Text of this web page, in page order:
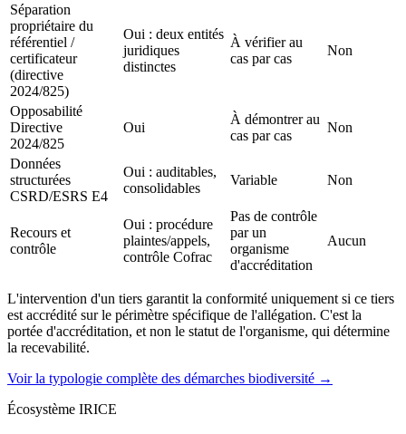
Séparation
propriétaire du
référentiel /
certificateur
(directive
2024/825)
Oui : deux entités
juridiques
distinctes
À vérifier au
cas par cas
Non
Opposabilité
Directive
2024/825
Oui
À démontrer au
cas par cas
Non
Données
structurées
CSRD/ESRS E4
Oui : auditables,
consolidables
Variable Non
Recours et
contrôle
Oui : procédure
plaintes/appels,
contrôle Cofrac
Pas de contrôle
par un
organisme
d'accréditation
Aucun
L'intervention d'un tiers garantit la conformité uniquement si ce tiers
est accrédité sur le périmètre spécifique de l'allégation. C'est la
portée d'accréditation, et non le statut de l'organisme, qui détermine
la recevabilité.
Voir la typologie complète des démarches biodiversité →
Écosystème IRICE